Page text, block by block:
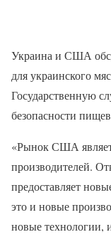
Украина и США
для украинского
Государственную
безопасности
«Рынок США
производителей.
предоставляет
это и новые
новые технологии,